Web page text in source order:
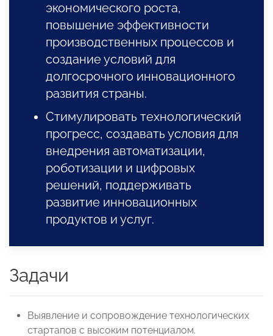
экономического роста,
повышение эффективности
производственных процессов и
создание условий для
долгосрочного инновационного
развития страны.
Стимулировать технологический
прогресс, создавать условия для
внедрения автоматизации,
роботизации и цифровых
решений, поддерживать
развитие инновационных
продуктов и услуг.
Задачи
Выявление и сопровождение технологических
стартапов с высоким потенциалом.